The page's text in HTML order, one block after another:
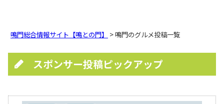
鳴門総合情報サイト【鳴との門】 > 鳴門のグルメ投稿一覧
スポンサー投稿ピックアップ